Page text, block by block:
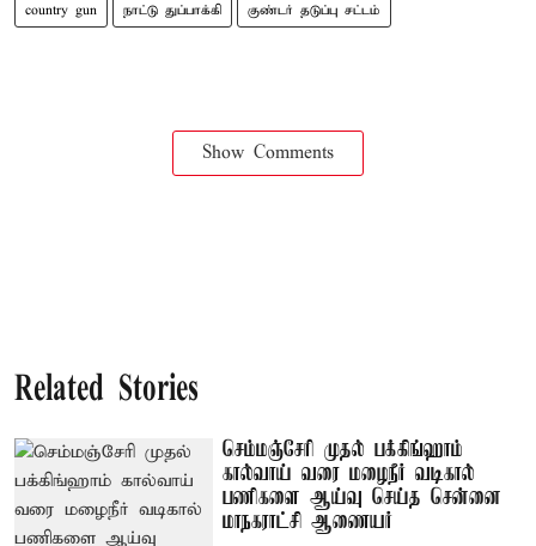
country gun நாட்டு துப்பாக்கி குண்டர் தடுப்பு சட்டம்
Show Comments
Related Stories
செம்மஞ்சேரி முதல் பக்கிங்ஹாம்
கால்வாய் வரை மழைநீர் வடிகால்
பணிகளை ஆய்வு செய்த சென்னை
மாநகராட்சி ஆணையர்